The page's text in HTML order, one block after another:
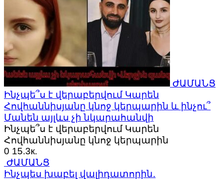
ԺԱՄԱՆՑ
Ինչպե՞ս է վերաբերվում Կարեն
Հովհաննիսյանը կնոջ կերպարին և ինչու՞
Մանեն այլևս չի նկարահանվի
Ինչպե՞ս է վերաբերվում Կարեն
Հովհաննիսյանը կնոջ կերպարին
0 15.3к.
ԺԱՄԱՆՑ
Ինչպես խաբել վալիդատորին․